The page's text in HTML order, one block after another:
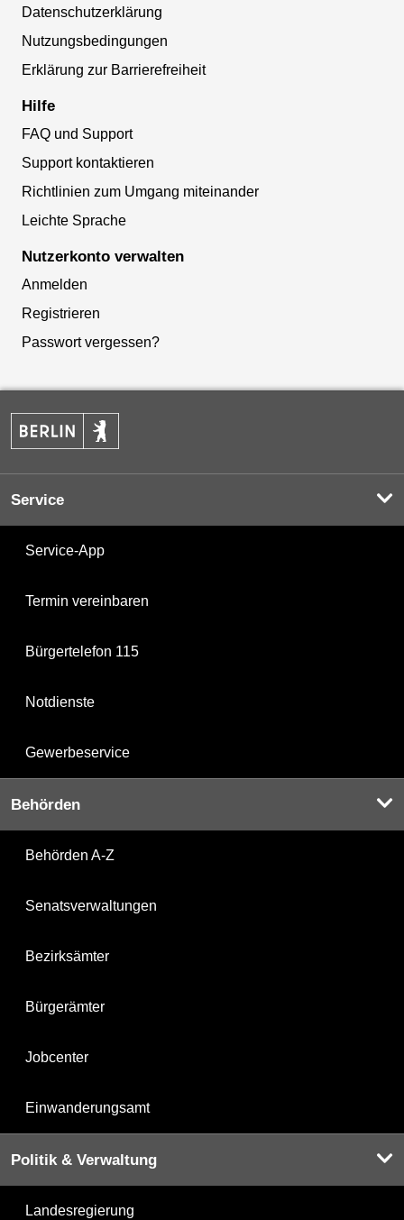
Datenschutzerklärung
Nutzungsbedingungen
Erklärung zur Barrierefreiheit
Hilfe
FAQ und Support
Support kontaktieren
Richtlinien zum Umgang miteinander
Leichte Sprache
Nutzerkonto verwalten
Anmelden
Registrieren
Passwort vergessen?
Service
Service-App
Termin vereinbaren
Bürgertelefon 115
Notdienste
Gewerbeservice
Behörden
Behörden A-Z
Senatsverwaltungen
Bezirksämter
Bürgerämter
Jobcenter
Einwanderungsamt
Politik & Verwaltung
Landesregierung